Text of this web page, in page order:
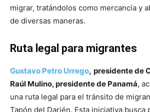
migrar, tratándolos como mercancía y
de diversas maneras.
Ruta legal para migrantes
Gustavo Petro Urrego, presidente de
Raúl Mulino, presidente de Panamá,
una ruta legal para el tránsito de
Tapón del Darién. Esta iniciativa busca